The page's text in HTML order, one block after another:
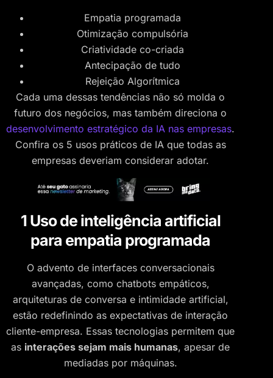
Empatia programada
Otimização compulsória
Criatividade co-criada
Antecipação de tudo
Rejeição Algorítmica
Cada uma dessas tendências não só molda o
futuro dos negócios, mas também direciona o
desenvolvimento estratégico da IA nas empresas.
Confira os 5 usos práticos de IA que todas as
empresas deveriam considerar adotar.
1 Uso de inteligência artificial
para empatia programada
O advento de interfaces conversacionais
avançadas, como chatbots empáticos,
arquiteturas de conversa e intimidade artificial,
estão redefinindo as expectativas de interação
cliente-empresa. Essas tecnologias permitem que
as interações sejam mais humanas, apesar de
mediadas por máquinas.